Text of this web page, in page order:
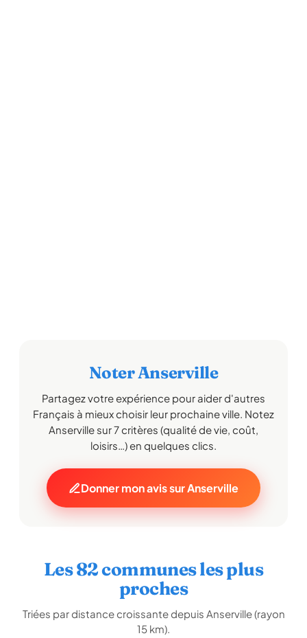
Noter Anserville
Partagez votre expérience pour aider d'autres
Français à mieux choisir leur prochaine ville. Notez
Anserville sur 7 critères (qualité de vie, coût,
loisirs…) en quelques clics.
Donner mon avis sur Anserville
Les 82 communes les plus
proches
Triées par distance croissante depuis Anserville (rayon
15 km).